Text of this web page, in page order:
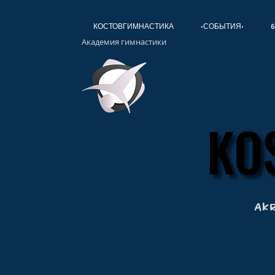
КОСТОВГИМНАСТИКА •СОБЫТИЯ•
Академия гимнастики